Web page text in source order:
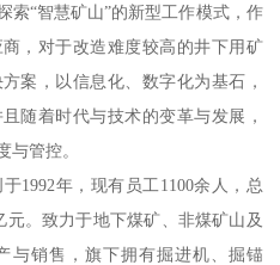
索“智慧矿山”的新型工作模式，作
，对于改造难度较高的井下用矿
案，以信息化、数字化为基石，
随着时代与技术的变革与发展，
与管控。
1992年，现有员工1100余人，总
元。致力于地下煤矿、非煤矿山及
与销售，旗下拥有掘进机、掘锚